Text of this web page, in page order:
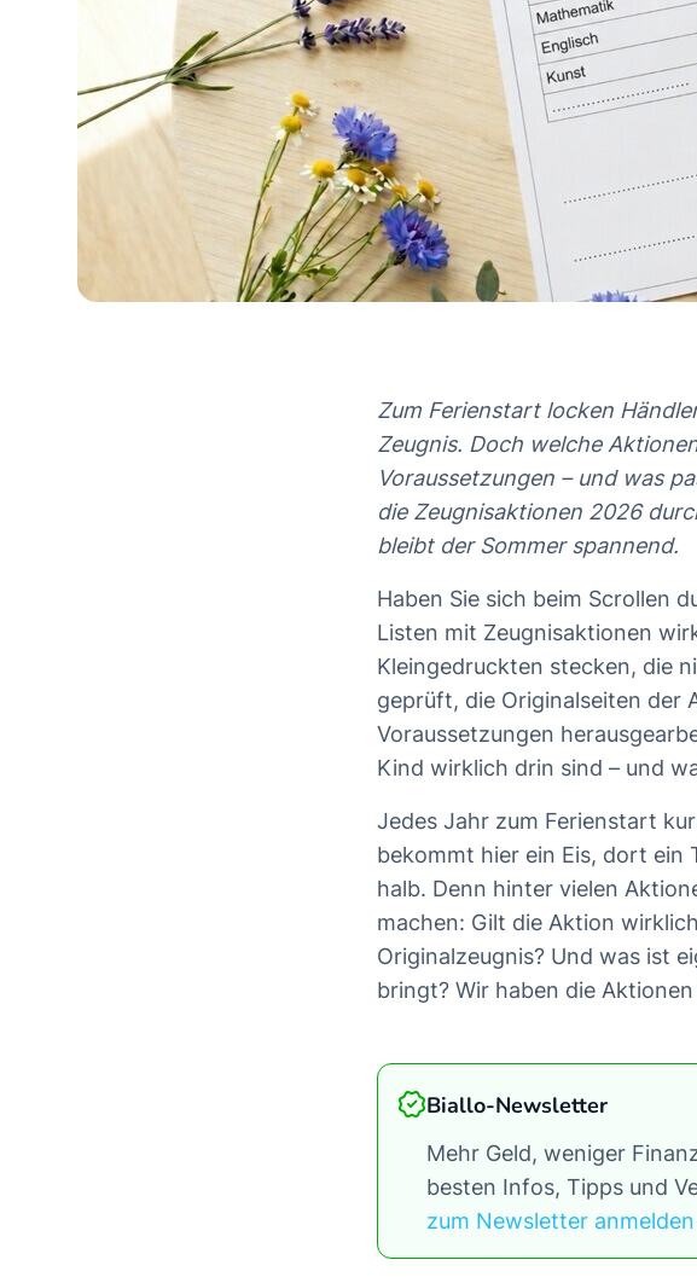
Zum Ferienstart locken
Zeugnis. Doch welche
Voraussetzungen – und was
die Zeugnisaktionen 2026
bleibt der Sommer spannend.
Haben Sie sich beim Scrollen
Listen mit Zeugnisaktionen
Kleingedruckten stecken, die
geprüft, die Originalseiten der
Voraussetzungen
Kind wirklich drin sind – und
Jedes Jahr zum Ferienstart
bekommt hier ein Eis, dort ein
halb. Denn hinter vielen
machen: Gilt die Aktion
Originalzeugnis? Und was ist
bringt? Wir haben die
Biallo-Newsletter
Mehr Geld, weniger
besten Infos, Tipps und
zum Newsletter anmelden